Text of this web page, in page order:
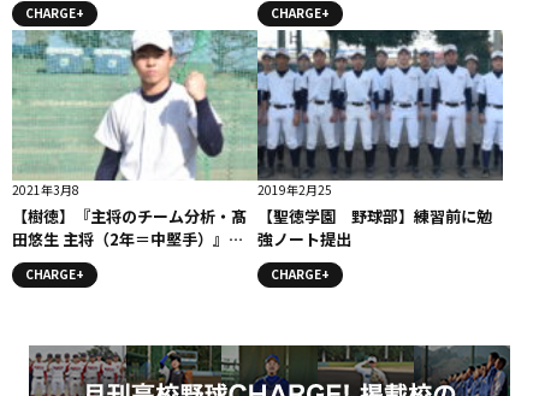
CHARGE+ CHARGE+
2021年3月8
【樹徳】『主将のチーム分析・髙
田悠生 主将（2年＝中堅手）』コ
ラム #樹徳
CHARGE+
2019年2月25
【聖徳学園 野球部】練習前に勉
強ノート提出
CHARGE+